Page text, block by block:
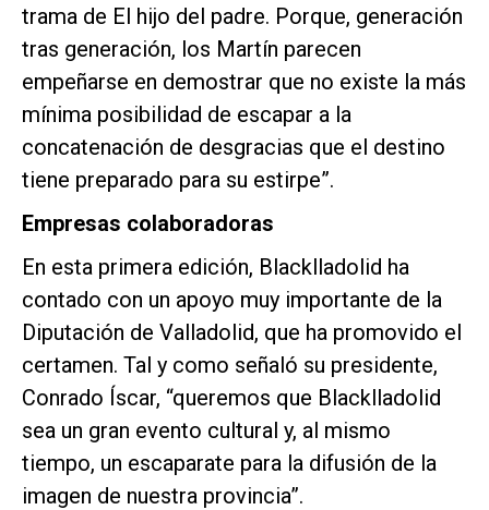
trama de El hijo del padre. Porque, generación
tras generación, los Martín parecen
empeñarse en demostrar que no existe la más
mínima posibilidad de escapar a la
concatenación de desgracias que el destino
tiene preparado para su estirpe”.
Empresas colaboradoras
En esta primera edición, Blacklladolid ha
contado con un apoyo muy importante de la
Diputación de Valladolid, que ha promovido el
certamen. Tal y como señaló su presidente,
Conrado Íscar, “queremos que Blacklladolid
sea un gran evento cultural y, al mismo
tiempo, un escaparate para la difusión de la
imagen de nuestra provincia”.